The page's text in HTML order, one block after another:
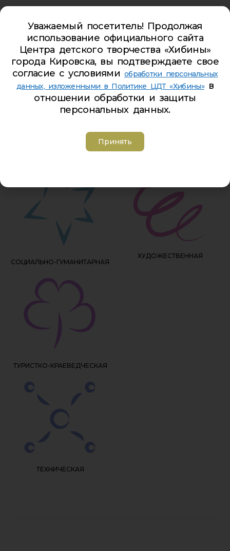
НАПРАВЛЕННОСТИ
ФИЗКУЛЬТУРНО-
СОЦИАЛЬНО-ГУМАНИТАРНАЯ
ЕСТЕСТВЕННО-НАУЧНАЯ
ХУДОЖЕСТВЕННАЯ
ТУРИСТКО-КРАЕВЕДЧЕСКАЯ
ТЕХНИЧЕСКАЯ
Уважаемый посетитель! Продолжая
использование официального сайта
Центра детского творчества «Хибины»
города Кировска, вы подтверждаете свое
согласие с условиями обработки персональных
данных, изложенными в Политике ЦДТ «Хибины»в
отношении обработки и защиты
персональных данных.
Принять